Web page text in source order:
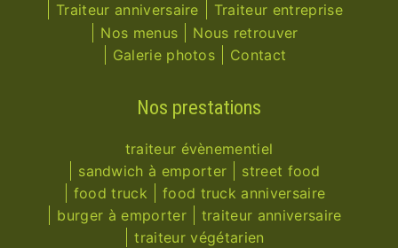
Traiteur anniversaire
Traiteur entreprise
Nos menus
Nous retrouver
Galerie photos
Contact
Nos prestations
traiteur évènementiel
sandwich à emporter
street food
food truck
food truck anniversaire
burger à emporter
traiteur anniversaire
traiteur végétarien